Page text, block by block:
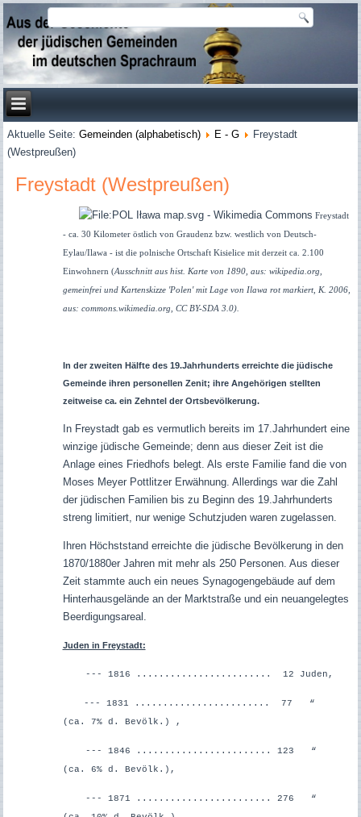
Aktuelle Seite:Gemeinden (alphabetisch) E - G
Freystadt
(Westpreußen)
Freystadt (Westpreußen)
Freystadt
- ca. 30 Kilometer östlich von Graudenz bzw. westlich von Deutsch-
Eylau/Ilawa - ist die polnische Ortschaft Kisielice mit derzeit ca. 2.100
Einwohnern (Ausschnitt aus hist. Karte von 1890, aus: wikipedia.org,
gemeinfrei und Kartenskizze 'Polen' mit Lage von Ilawa rot markiert, K. 2006,
aus: commons.wikimedia.org, CC BY-SDA 3.0).
In der zweiten Hälfte des 19.Jahrhunderts erreichte die jüdische
Gemeinde ihren personellen Zenit; ihre Angehörigen stellten
zeitweise ca. ein Zehntel der Ortsbevölkerung.
In Freystadt gab es vermutlich bereits im 17.Jahrhundert eine
winzige jüdische Gemeinde; denn aus dieser Zeit ist die
Anlage eines Friedhofs belegt. Als erste Familie fand die von
Moses Meyer Pottlitzer Erwähnung. Allerdings war die Zahl
der jüdischen Familien bis zu Beginn des 19.Jahrhunderts
streng limitiert, nur wenige Schutzjuden waren zugelassen.
Ihren Höchststand erreichte die jüdische Bevölkerung in den
1870/1880er Jahren mit mehr als 250 Personen. Aus dieser
Zeit stammte auch ein neues Synagogengebäude auf dem
Hinterhausgelände an der Marktstraße und ein neuangelegtes
Beerdigungsareal.
Juden in Freystadt:
--- 1816 ........................ 12 Juden,
--- 1831 ........................ 77 “
(ca. 7% d. Bevölk.) ,
--- 1846 ........................ 123 “
(ca. 6% d. Bevölk.),
--- 1871 ........................ 276 “